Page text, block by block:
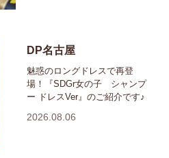
DP名古屋
魅惑のロングドレスで再登
場！『SDGr女の子 シャンプ
ー ドレスVer』のご紹介です♪
2026.08.06